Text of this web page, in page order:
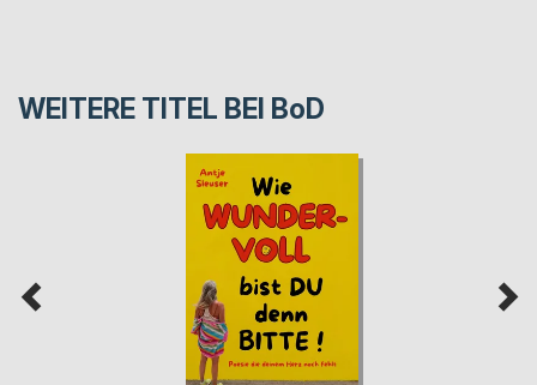
WEITERE TITEL BEI BoD